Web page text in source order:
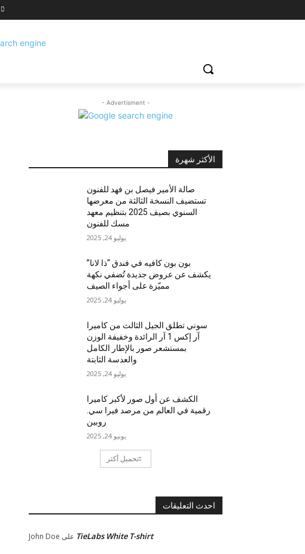
- Advertisment -
الأكثر شهرة
صالة الأمير فيصل بن فهد للفنون
تستضيف النسخة الثالثة من معرضها
السنوي بصيف 2025 بتنظيم معهد
مسك للفنون
يوليو 24, 2025
بون بون كافيه في فندق “ذا لانا”
يكشف عن عروض جديدة تُضفي نكهة
مميّزة على أجواء الصيف
يوليو 24, 2025
سوني تطلق الجيل الثالث من كاميرا
آر إكس 1 آر الرائدة وخفيفة الوزن
بمستشعر صور بالإطار الكامل
والعدسة الثابتة
يوليو 24, 2025
الكشف عن أول صور لأكبر كاميرا
رقمية في العالم من مرصد فيرا سي.
روبين
يونيو 24, 2025
تحميل أكثر
احدث التعليقات
John Doe TieLabs White T-shirt